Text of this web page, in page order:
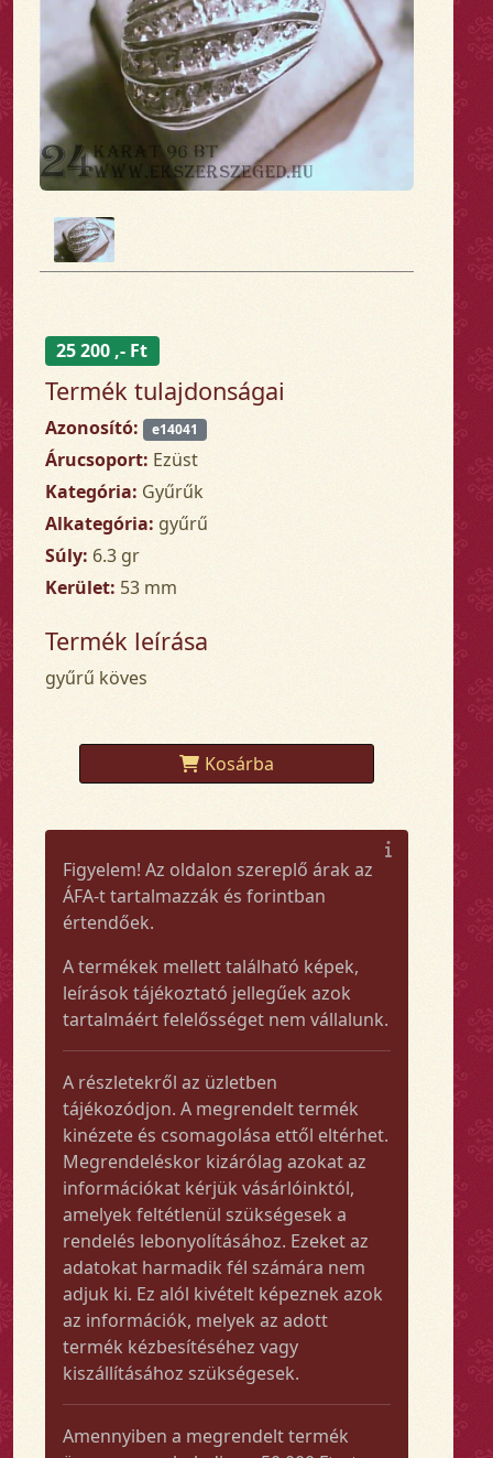
25 200 ,- Ft
Termék tulajdonságai
Azonosító: e14041
Árucsoport: Ezüst
Kategória: Gyűrűk
Alkategória: gyűrű
Súly: 6.3 gr
Kerület: 53 mm
Termék leírása
gyűrű köves
Kosárba
Figyelem! Az oldalon szereplő árak az
ÁFA-t tartalmazzák és forintban
értendőek.
A termékek mellett található képek,
leírások tájékoztató jellegűek azok
tartalmáért felelősséget nem vállalunk.
A részletekről az üzletben
tájékozódjon. A megrendelt termék
kinézete és csomagolása ettől eltérhet.
Megrendeléskor kizárólag azokat az
információkat kérjük vásárlóinktól,
amelyek feltétlenül szükségesek a
rendelés lebonyolításához. Ezeket az
adatokat harmadik fél számára nem
adjuk ki. Ez alól kivételt képeznek azok
az információk, melyek az adott
termék kézbesítéséhez vagy
kiszállításához szükségesek.
Amennyiben a megrendelt termék